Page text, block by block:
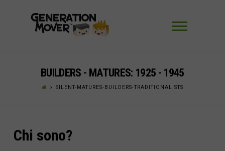
BUILDERS - MATURES: 1925 - 1945
SILENT-MATURES-BUILDERS-TRADITIONALISTS
Chi sono?